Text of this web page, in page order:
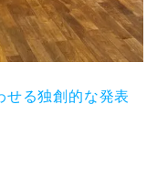
せる独創的な発表